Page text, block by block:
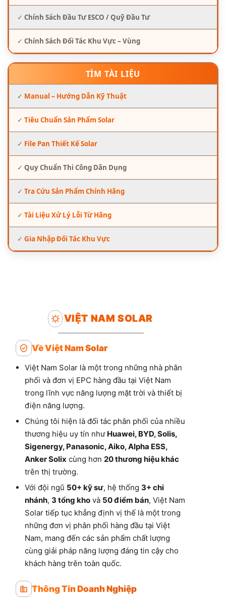
✓ Chính Sách Đầu Tư ESCO / Quỹ Đầu Tư
✓ Chính Sách Đối Tác Khu Vực – Vùng
TÌM TÀI LIỆU
✓ Manual – Hướng Dẫn Kỹ Thuật
✓ Tiêu Chuẩn Sản Phẩm Solar
✓ File Pan Thiết Kế Solar
✓ Quy Chuẩn Thi Công Dân Dụng
✓ Tra Cứu Sản Phẩm Chính Hãng
✓ Tài Liệu Xử Lý Lỗi Từ Hãng
✓ Gia Nhập Đối Tác Khu Vực
VIỆT NAM SOLAR
Về Việt Nam Solar
Việt Nam Solar là một trong những nhà phân
phối và đơn vị EPC hàng đầu tại Việt Nam
trong lĩnh vực năng lượng mặt trời và thiết bị
điện năng lượng.
Chúng tôi hiện là đối tác phân phối của nhiều
thương hiệu uy tín như Huawei, BYD, Solis,
Sigenergy, Panasonic, Aiko, Alpha ESS,
Anker Solix cùng hơn 20 thương hiệu khác
trên thị trường.
Với đội ngũ 50+ kỹ sư, hệ thống 3+ chi
nhánh, 3 tổng kho và 50 điểm bán, Việt Nam
Solar tiếp tục khẳng định vị thế là một trong
những đơn vị phân phối hàng đầu tại Việt
Nam, mang đến các sản phẩm chất lượng
cùng giải pháp năng lượng đáng tin cậy cho
khách hàng trên toàn quốc.
Thông Tin Doanh Nghiệp